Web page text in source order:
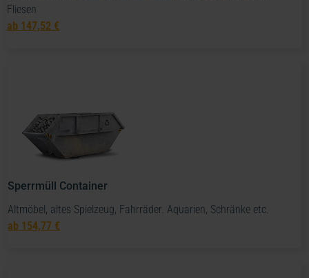
Fliesen
ab 147,52 €
Sperrmüll Container
Altmöbel, altes Spielzeug, Fahrräder. Aquarien, Schränke etc.
ab 154,77 €